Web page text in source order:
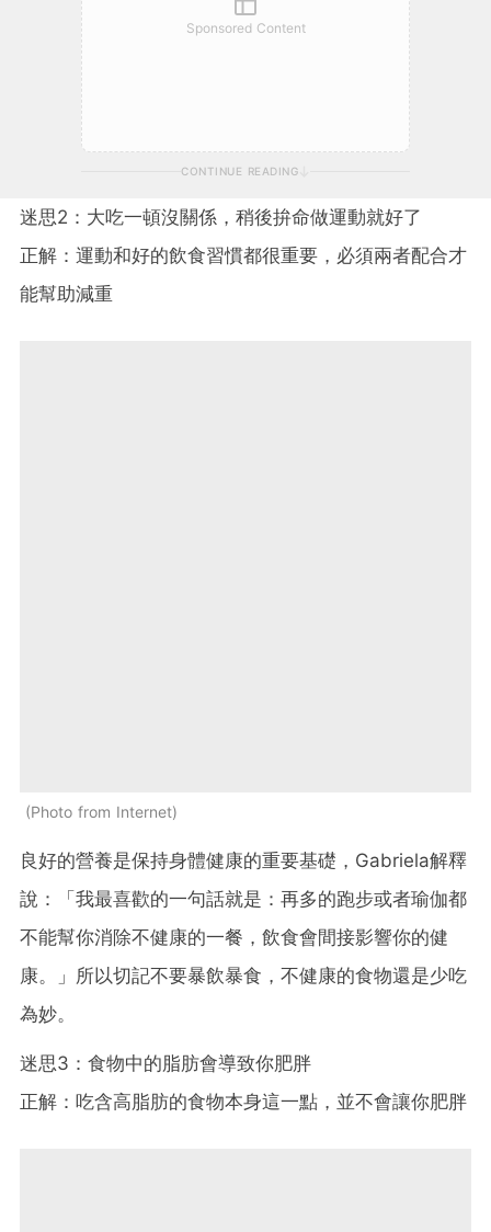
Sponsored Content
CONTINUE READING
迷思2：大吃一頓沒關係，稍後拚命做運動就好了
正解：運動和好的飲食習慣都很重要，必須兩者配合才
能幫助減重
Photo from Internet
良好的營養是保持身體健康的重要基礎，Gabriela解釋
說：「我最喜歡的一句話就是：再多的跑步或者瑜伽都
不能幫你消除不健康的一餐，飲食會間接影響你的健
康。」所以切記不要暴飲暴食，不健康的食物還是少吃
為妙。
迷思3：食物中的脂肪會導致你肥胖
正解：吃含高脂肪的食物本身這一點，並不會讓你肥胖